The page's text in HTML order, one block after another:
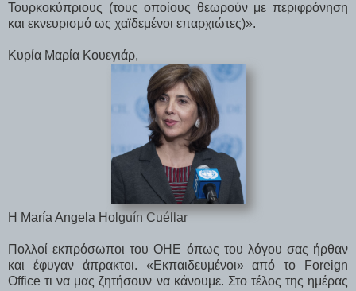
Τουρκοκύπριους (τους οποίους θεωρούν με περιφρόνηση
και εκνευρισμό ως χαϊδεμένοι επαρχιώτες)».
Κυρία Μαρία Κουεγιάρ,
H María Angela Holguín Cuéllar
Πολλοί εκπρόσωποι του ΟΗΕ όπως του λόγου σας ήρθαν
και έφυγαν άπρακτοι. «Εκπαιδευμένοι» από το Foreign
Office τι να μας ζητήσουν να κάνουμε. Στο τέλος της ημέρας